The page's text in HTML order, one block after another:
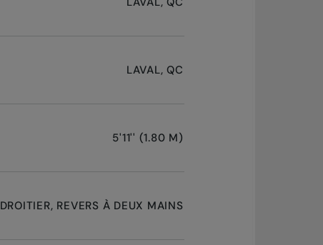
LAVAL, QC
5'11'' (1.80 M)
DROITIER, REVERS À DEUX MAINS